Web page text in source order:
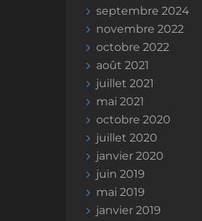
septembre 2024
novembre 2022
octobre 2022
août 2021
juillet 2021
mai 2021
octobre 2020
juillet 2020
janvier 2020
juin 2019
mai 2019
janvier 2019